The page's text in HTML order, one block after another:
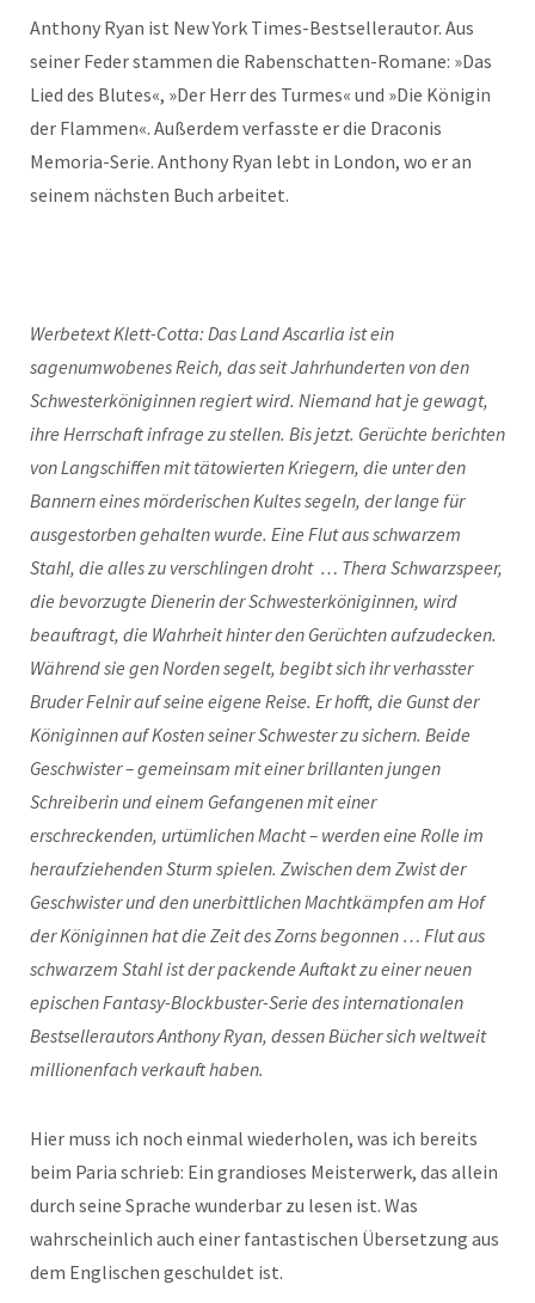
Anthony Ryan ist New York Times-Bestsellerautor. Aus
seiner Feder stammen die Rabenschatten-Romane: »Das
Lied des Blutes«, »Der Herr des Turmes« und »Die Königin
der Flammen«. Außerdem verfasste er die Draconis
Memoria-Serie. Anthony Ryan lebt in London, wo er an
seinem nächsten Buch arbeitet.
Werbetext Klett-Cotta: Das Land Ascarlia ist ein
sagenumwobenes Reich, das seit Jahrhunderten von den
Schwesterköniginnen regiert wird. Niemand hat je gewagt,
ihre Herrschaft infrage zu stellen. Bis jetzt. Gerüchte berichten
von Langschiffen mit tätowierten Kriegern, die unter den
Bannern eines mörderischen Kultes segeln, der lange für
ausgestorben gehalten wurde. Eine Flut aus schwarzem
Stahl, die alles zu verschlingen droht … Thera Schwarzspeer,
die bevorzugte Dienerin der Schwesterköniginnen, wird
beauftragt, die Wahrheit hinter den Gerüchten aufzudecken.
Während sie gen Norden segelt, begibt sich ihr verhasster
Bruder Felnir auf seine eigene Reise. Er hofft, die Gunst der
Königinnen auf Kosten seiner Schwester zu sichern. Beide
Geschwister – gemeinsam mit einer brillanten jungen
Schreiberin und einem Gefangenen mit einer
erschreckenden, urtümlichen Macht – werden eine Rolle im
heraufziehenden Sturm spielen. Zwischen dem Zwist der
Geschwister und den unerbittlichen Machtkämpfen am Hof
der Königinnen hat die Zeit des Zorns begonnen … Flut aus
schwarzem Stahl ist der packende Auftakt zu einer neuen
epischen Fantasy-Blockbuster-Serie des internationalen
Bestsellerautors Anthony Ryan, dessen Bücher sich weltweit
millionenfach verkauft haben.
Hier muss ich noch einmal wiederholen, was ich bereits
beim Paria schrieb: Ein grandioses Meisterwerk, das allein
durch seine Sprache wunderbar zu lesen ist. Was
wahrscheinlich auch einer fantastischen Übersetzung aus
dem Englischen geschuldet ist.